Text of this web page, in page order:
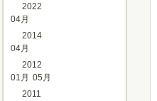
2022
04月
2014
04月
2012
01月 05月
2011